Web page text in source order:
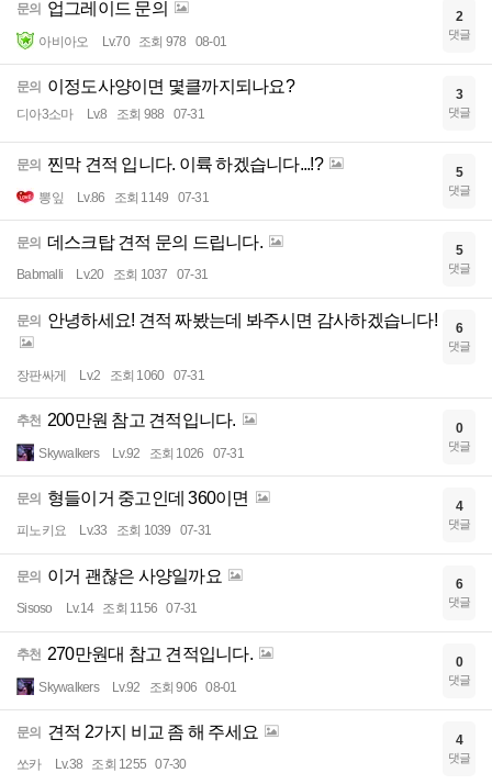
문의 업그레이드 문의
아비아오 Lv.70 조회 978 08-01
2
댓글
문의 이정도사양이면 몇클까지되나요?
디아3소마 Lv.8 조회 988 07-31
3
댓글
문의 찐막 견적 입니다. 이륙 하겠습니다...!?
뽕잎 Lv.86 조회 1149 07-31
5
댓글
문의 데스크탑 견적 문의 드립니다.
Babmalli Lv.20 조회 1037 07-31
5
댓글
문의 안녕하세요! 견적 짜봤는데 봐주시면 감사하겠습니다!
장판싸게 Lv.2 조회 1060 07-31
6
댓글
추천 200만원 참고 견적입니다.
Skywalkers Lv.92 조회 1026 07-31
0
댓글
문의 형들이거 중고인데 360이면
피노키요 Lv.33 조회 1039 07-31
4
댓글
문의 이거 괜찮은 사양일까요
Sisoso Lv.14 조회 1156 07-31
6
댓글
추천 270만원대 참고 견적입니다.
Skywalkers Lv.92 조회 906 08-01
0
댓글
문의 견적 2가지 비교 좀 해 주세요
쏘카 Lv.38 조회 1255 07-30
4
댓글